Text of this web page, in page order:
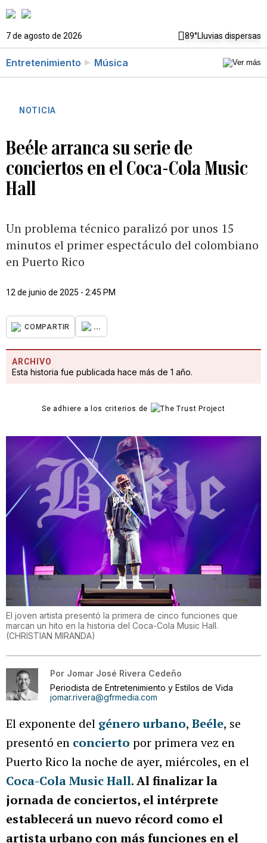
7 de agosto de 2026 89°Lluvias dispersas
Entretenimiento Música
NOTICIA
Beéle arranca su serie de
conciertos en el Coca-Cola Music
Hall
Un problema técnico paralizó por unos 15
minutos el primer espectáculo del colombiano
en Puerto Rico
12 de junio de 2025 - 2:45 PM
COMPARTIR ...
ARCHIVO
Esta historia fue publicada hace más de 1 año.
Se adhiere a los criterios de
El joven artista presentó la primera de cinco funciones que
marcan un hito en la historia del Coca-Cola Music Hall.
(CHRISTIAN MIRANDA)
Por Jomar José Rivera Cedeño
Periodista de Entretenimiento y Estilos de Vida
jomar.rivera@gfrmedia.com
El exponente del género urbano, Beéle, se
presentó en concierto por primera vez en
Puerto Rico la noche de ayer, miércoles, en el
Coca-Cola Music Hall.Al finalizar la
jornada de conciertos, el intérprete
establecerá un nuevo récord como el
artista urbano con más funciones en el